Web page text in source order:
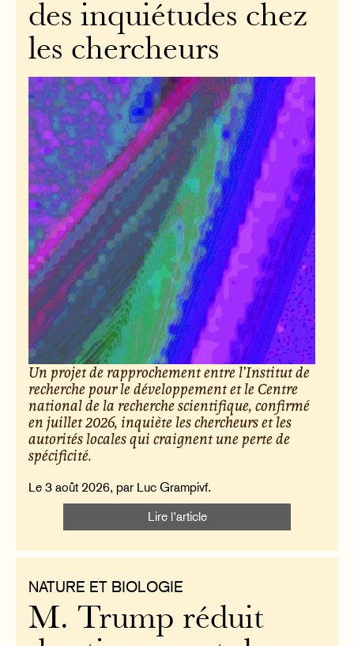
des inquiétudes chez
les chercheurs
Un projet de rapprochement entre l’Institut de
recherche pour le développement et le Centre
national de la recherche scientifique, confirmé
en juillet 2026, inquiète les chercheurs et les
autorités locales qui craignent une perte de
spécificité.
Le 3 août 2026, par Luc Grampivf.
Lire l’article
NATURE ET BIOLOGIE
M. Trump réduit